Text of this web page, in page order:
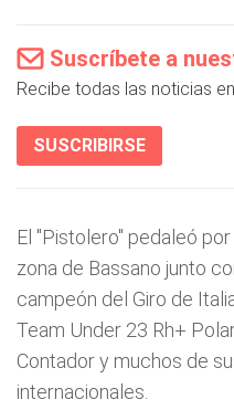
Suscríbete a
Recibe todas las noticias
SUSCRIBIRSE
El "Pistolero" pedaleó
zona de Bassano junto
campeón del Giro de
Team Under 23 Rh+
Contador y muchos de
internacionales.